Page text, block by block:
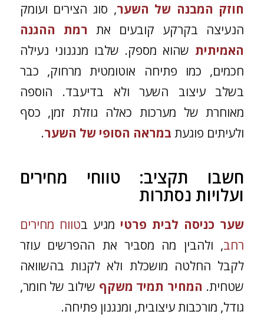
חוזק המבנה של השער, סוג הצירים ועומק
הנעיצה בקרקע קובעים את רמת ההגנה
האמיתית שהוא מספק. שלבו מנגנוני נעילה
חכמים, כמו פתיחה אוטומטית מרחוק, כבר
בשלב עיצוב השער ולא בדיעבד. הוספה
מאוחרת של מערכות כאלה גוזלת זמן, כסף
ולעיתים פוגעת במראה הסופי של השער.
חשבו תקציב: טווחי מחירים
ועלויות נסתרות
שער כניסה לבית פרטי מגיע בטווח מחירים
רחב, ולהבין מה מסביר את ההפרשים עוזר
לקבל החלטה מושכלת ולא לקנות בהשוואה
שטחית. המחיר תמיד משקף שילוב של חומר,
גודל, מורכבות עיצובית, ומנגנון פתיחה.